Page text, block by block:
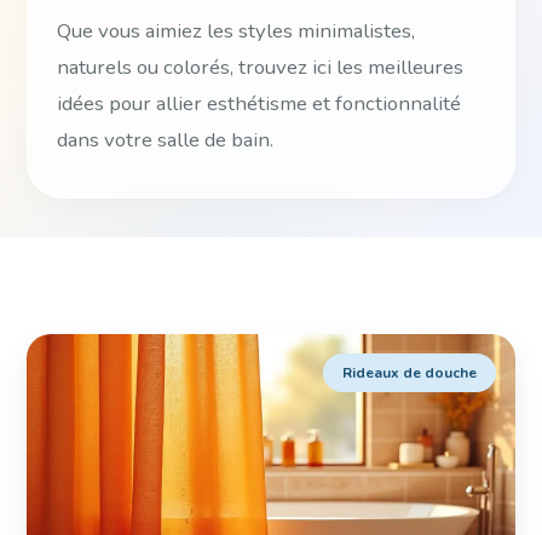
Que vous aimiez les styles minimalistes,
naturels ou colorés, trouvez ici les meilleures
idées pour allier esthétisme et fonctionnalité
dans votre salle de bain.
Rideaux de douche